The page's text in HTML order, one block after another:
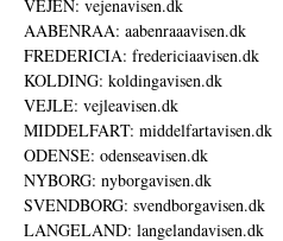
VEJEN: vejenavisen.dk
AABENRAA: aabenraaavisen.dk
FREDERICIA: fredericiaavisen.dk
KOLDING: koldingavisen.dk
VEJLE: vejleavisen.dk
MIDDELFART: middelfartavisen.dk
ODENSE: odenseavisen.dk
NYBORG: nyborgavisen.dk
SVENDBORG: svendborgavisen.dk
LANGELAND: langelandavisen.dk